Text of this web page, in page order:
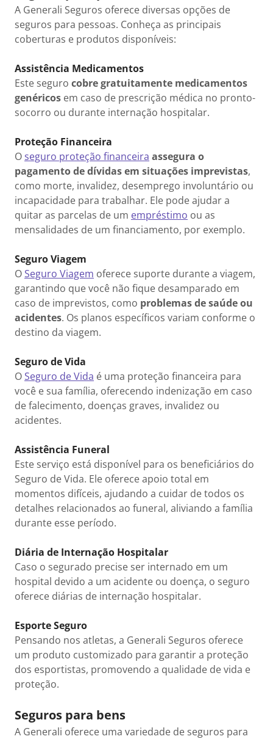
A Generali Seguros oferece diversas opções de
seguros para pessoas. Conheça as principais
coberturas e produtos disponíveis:
Assistência Medicamentos
Este seguro cobre gratuitamente medicamentos
genéricos em caso de prescrição médica no pronto-
socorro ou durante internação hospitalar.
Proteção Financeira
Oseguro proteção financeira assegura o
pagamento de dívidas em situações imprevistas,
como morte, invalidez, desemprego involuntário ou
incapacidade para trabalhar. Ele pode ajudar a
quitar as parcelas de um empréstimo ou as
mensalidades de um financiamento, por exemplo.
Seguro Viagem
OSeguro Viagem oferece suporte durante a viagem,
garantindo que você não fique desamparado em
caso de imprevistos, como problemas de saúde ou
acidentes. Os planos específicos variam conforme o
destino da viagem.
Seguro de Vida
OSeguro de Vida é uma proteção financeira para
você e sua família, oferecendo indenização em caso
de falecimento, doenças graves, invalidez ou
acidentes.
Assistência Funeral
Este serviço está disponível para os beneficiários do
Seguro de Vida. Ele oferece apoio total em
momentos difíceis, ajudando a cuidar de todos os
detalhes relacionados ao funeral, aliviando a família
durante esse período.
Diária de Internação Hospitalar
Caso o segurado precise ser internado em um
hospital devido a um acidente ou doença, o seguro
oferece diárias de internação hospitalar.
Esporte Seguro
Pensando nos atletas, a Generali Seguros oferece
um produto customizado para garantir a proteção
dos esportistas, promovendo a qualidade de vida e
proteção.
Seguros para bens
A Generali oferece uma variedade de seguros para